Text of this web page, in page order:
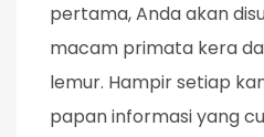
pertama, Anda akan
macam primata kera
lemur. Hampir setiap
papan informasi yang